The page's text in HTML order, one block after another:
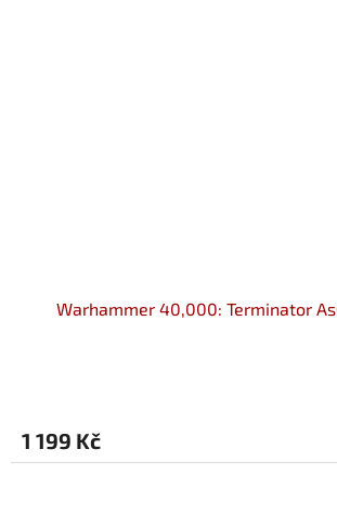
Warhammer 40,000: Terminator
1 199 Kč